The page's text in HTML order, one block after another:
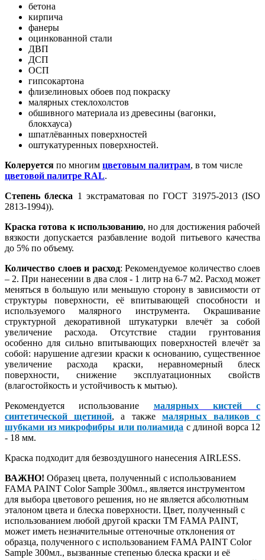
бетона
кирпича
фанеры
оцинкованной стали
ДВП
ДСП
ОСП
гипсокартона
флизелиновых обоев под покраску
малярных стеклохолстов
обшивного материала из древесины (вагонки,
блокхауса)
шпатлёванных поверхностей
оштукатуренных поверхностей.
Колеруется по многим цветовым палитрам, в том числе
цветовой палитре RAL.
Степень блеска 1 экстраматовая по ГОСТ 31975-2013 (ISO
2813-1994)).
Краска готова к использованию, но для достижения рабочей
вязкости допускается разбавление водой питьевого качества
до 5% по объему.
Количество слоев и расход: Рекомендуемое количество слоев
– 2. При нанесении в два слоя - 1 литр на 6-7 м2. Расход может
меняться в большую или меньшую сторону в зависимости от
структуры поверхности, её впитывающей способности и
используемого малярного инструмента. Окрашивание
структурной декоративной штукатурки влечёт за собой
увеличение расхода. Отсутствие стадии грунтования
особенно для сильно впитывающих поверхностей влечёт за
собой: нарушение адгезии краски к основанию, существенное
увеличение расхода краски, неравномерный блеск
поверхности, снижение эксплуатационных свойств
(влагостойкость и устойчивость к мытью).
Рекомендуется использование малярных кистей с
синтетической щетиной, а также малярных валиков с
шубками из микрофибры или полиамида с длиной ворса 12
- 18 мм.
Краска подходит для безвоздушного нанесения AIRLESS.
ВАЖНО! Образец цвета, полученный с использованием
FAMA PAINT Color Sample 300мл., является инструментом
для выбора цветового решения, но не является абсолютным
эталоном цвета и блеска поверхности. Цвет, полученный с
использованием любой другой краски ТМ FAMA PAINT,
может иметь незначительные оттеночные отклонения от
образца, полученного с использованием FAMA PAINT Color
Sample 300мл., вызванные степенью блеска краски и её